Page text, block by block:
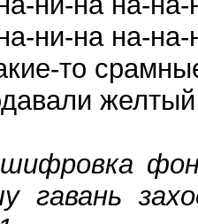
ни-на на-
то
гавань